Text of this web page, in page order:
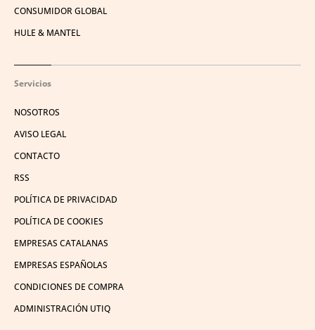
CONSUMIDOR GLOBAL
HULE & MANTEL
Servicios
NOSOTROS
AVISO LEGAL
CONTACTO
RSS
POLÍTICA DE PRIVACIDAD
POLÍTICA DE COOKIES
EMPRESAS CATALANAS
EMPRESAS ESPAÑOLAS
CONDICIONES DE COMPRA
ADMINISTRACIÓN UTIQ